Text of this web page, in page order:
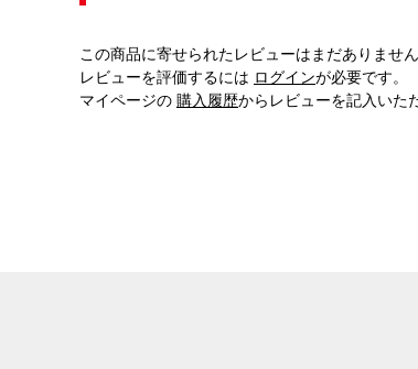
この商品に寄せられたレビューはまだありません
レビューを評価するには ログインが必要です。
マイページの 購入履歴からレビューを記入いた